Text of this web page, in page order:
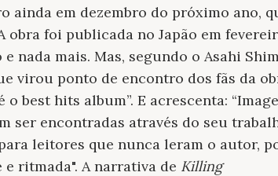
ainda em dezembro do próximo ano,
foi publicada no Japão em
nada mais. Mas, segundo o Asahi
virou ponto de encontro dos fãs da
best hits album”. E acrescenta:
ser encontradas através do seu
leitores que nunca leram o autor,
ritmada". A narrativa de Killing